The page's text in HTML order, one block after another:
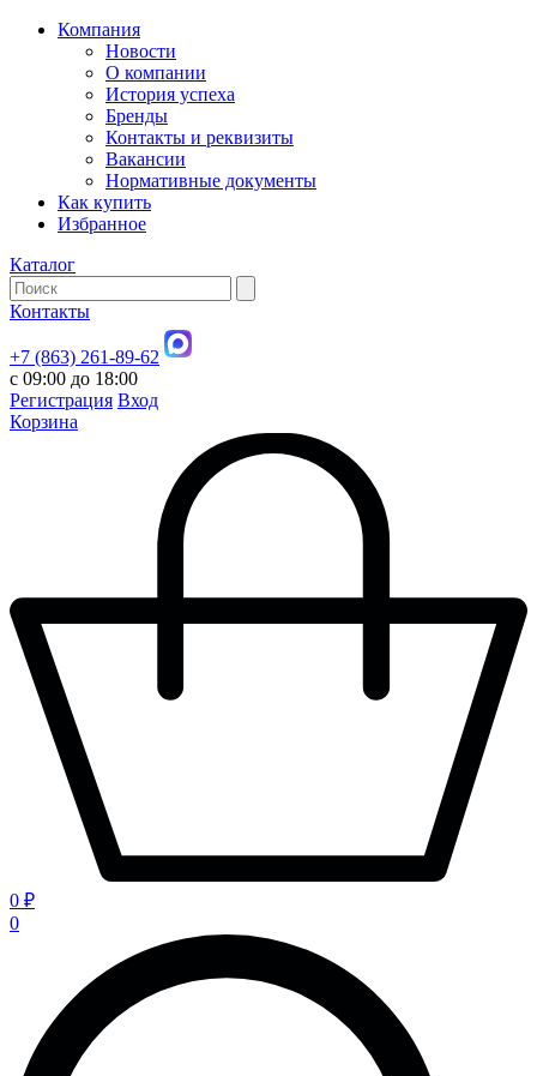
Компания
Новости
О компании
История успеха
Бренды
Контакты и реквизиты
Вакансии
Нормативные документы
Как купить
Избранное
Каталог
Контакты
+7 (863) 261-89-62
с 09:00 до 18:00
Регистрация Вход
Корзина
0 ₽
0